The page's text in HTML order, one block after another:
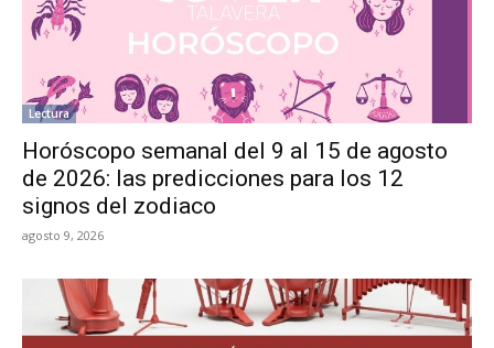
Lectura
Horóscopo semanal del 9 al 15 de agosto
de 2026: las predicciones para los 12
signos del zodiaco
agosto 9, 2026